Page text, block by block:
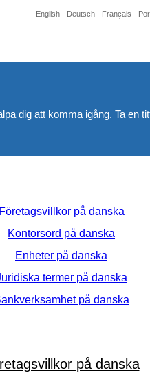
English Deutsch Français
dig att komma igång. Ta en
Företagsvillkor på danska
Kontorsord på danska
Enheter på danska
termer på danska
på danska
på danska